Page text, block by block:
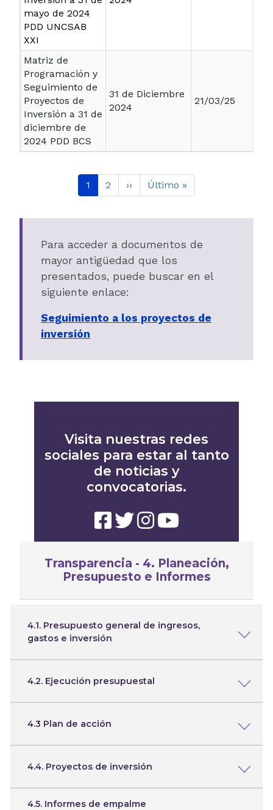
Transparencia - 4. Planeación,
Presupuesto e Informes
4.1. Presupuesto general de ingresos,
gastos e inversión
4.2. Ejecución presupuestal
4.3 Plan de acción
4.4. Proyectos de inversión
4.5. Informes de empalme
mayo de 2024
PDD UNCSAB
XXI
Matriz de
Programación y
Seguimiento de
Proyectos de
Inversión a 31 de
diciembre de
2024 PDD BCS
31 de Diciembre
2024
21/03/25
Página actual
1 Page
2 Siguiente página
›› Última página
Último »
Para acceder a documentos de
mayor antigüedad que los
presentados, puede buscar en el
siguiente enlace:
Seguimiento a los proyectos de
inversión
Visita nuestras redes
sociales para estar al tanto
de noticias y
convocatorias.